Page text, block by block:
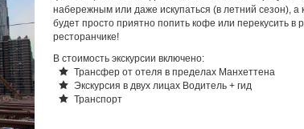
набережным или даже искупаться (в летний сезон), а
будет просто приятно попить кофе или перекусить в
ресторанчике!
В стоимость экскурсии включено:
Трансфер от отеля в пределах Манхеттена
Экскурсия в двух лицах Водитель + гид
Транспорт